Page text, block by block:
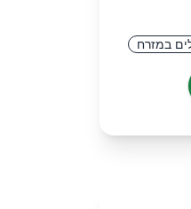
במזרח